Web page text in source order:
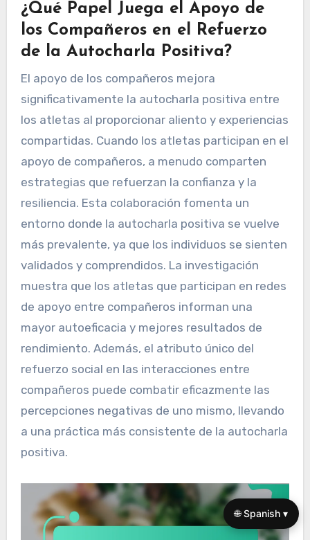
¿Qué Papel Juega el Apoyo de
los Compañeros en el Refuerzo
de la Autocharla Positiva?
El apoyo de los compañeros mejora
significativamente la autocharla positiva entre
los atletas al proporcionar aliento y experiencias
compartidas. Cuando los atletas participan en el
apoyo de compañeros, a menudo comparten
estrategias que refuerzan la confianza y la
resiliencia. Esta colaboración fomenta un
entorno donde la autocharla positiva se vuelve
más prevalente, ya que los individuos se sienten
validados y comprendidos. La investigación
muestra que los atletas que participan en redes
de apoyo entre compañeros informan una
mayor autoeficacia y mejores resultados de
rendimiento. Además, el atributo único del
refuerzo social en las interacciones entre
compañeros puede combatir eficazmente las
percepciones negativas de uno mismo, llevando
a una práctica más consistente de la autocharla
positiva.
🌐 Spanish ▾